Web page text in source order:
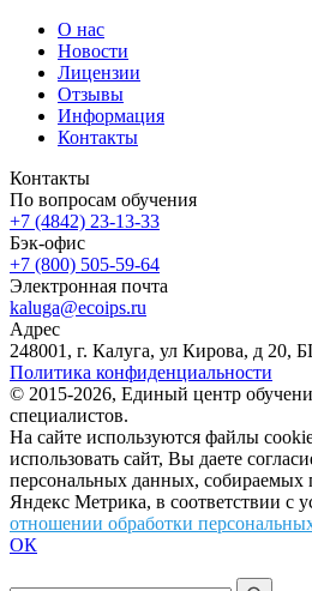
О нас
Новости
Лицензии
Отзывы
Информация
Контакты
Контакты
По вопросам обучения
+7 (4842) 23-13-33
Бэк-офис
+7 (800) 505-59-64
Электронная почта
kaluga@ecoips.ru
Адрес
248001, г. Калуга, ул Кирова, д 20,
Политика конфиденциальности
© 2015-2026, Единый центр
специалистов.
На сайте используются файлы
использовать сайт, Вы даете
персональных данных, собираемых
Яндекс Метрика, в соответствии с
отношении обработки
ОК